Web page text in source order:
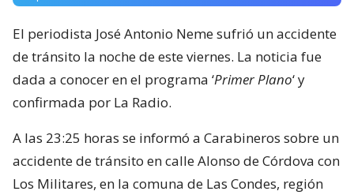
El periodista José Antonio Neme sufrió un accidente
de tránsito la noche de este viernes. La noticia fue
dada a conocer en el programa ‘Primer Plano‘ y
confirmada por La Radio.
A las 23:25 horas se informó a Carabineros sobre un
accidente de tránsito en calle Alonso de Córdova con
Los Militares, en la comuna de Las Condes, región